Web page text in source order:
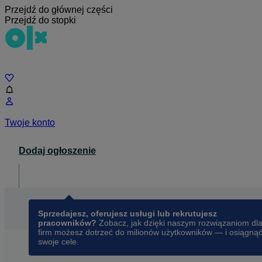
Przejdź do głównej części
Przejdź do stopki
Twoje konto
Dodaj ogłoszenie
Sprzedajesz, oferujesz usługi lub rekrutujesz
pracowników? Zobacz, jak dzięki naszym rozwiązaniom dla
firm możesz dotrzeć do milionów użytkowników — i osiągnąć
swoje cele.